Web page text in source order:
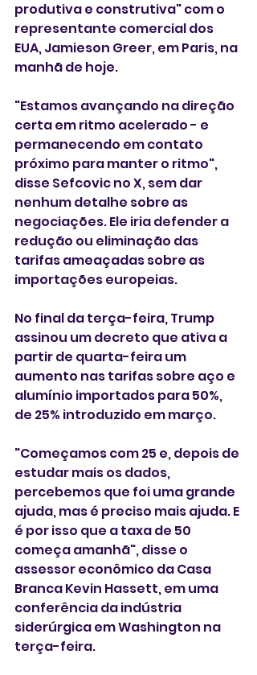
produtiva e construtiva" com o
representante comercial dos
EUA, Jamieson Greer, em Paris, na
manhã de hoje.
"Estamos avançando na direção
certa em ritmo acelerado - e
permanecendo em contato
próximo para manter o ritmo",
disse Sefcovic no X, sem dar
nenhum detalhe sobre as
negociações. Ele iria defender a
redução ou eliminação das
tarifas ameaçadas sobre as
importações europeias.
No final da terça-feira, Trump
assinou um decreto que ativa a
partir de quarta-feira um
aumento nas tarifas sobre aço e
alumínio importados para 50%,
de 25% introduzido em março.
"Começamos com 25 e, depois de
estudar mais os dados,
percebemos que foi uma grande
ajuda, mas é preciso mais ajuda. E
é por isso que a taxa de 50
começa amanhã", disse o
assessor econômico da Casa
Branca Kevin Hassett, em uma
conferência da indústria
siderúrgica em Washington na
terça-feira.